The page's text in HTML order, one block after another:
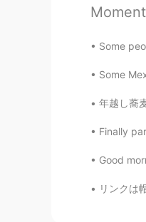
る
Some
Some
年越し蕎麦
Finally
Good
リンクは